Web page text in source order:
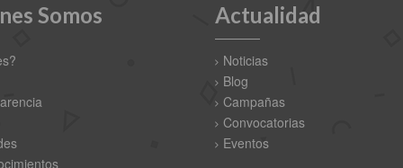
Somos Actualidad
Noticias
Blog
Campañas
Convocatorias
Eventos